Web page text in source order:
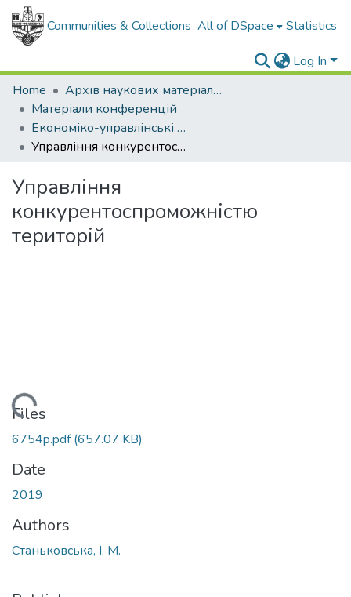
Communities & Collections All of DSpace Statistics
Log In
Home
Архів наукових матеріалів
Матеріали конференцій
Економіко-управлінські аспекти трансформації та інноваційного розвитку галузевих і регіональних суспільних систем в сучасних умовах 2019
Управління конкурентоспроможністю територій
Управління
конкурентоспроможністю
територій
Loading...
Files
6754p.pdf(657.07 KB)
Date
2019
Authors
Станьковська, І. М.